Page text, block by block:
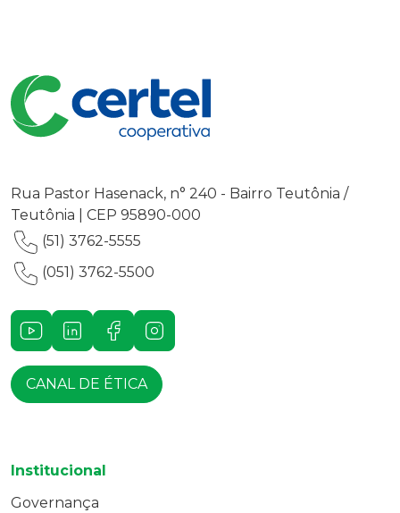
Rua Pastor Hasenack, n° 240 - Bairro Teutônia /
Teutônia | CEP 95890-000
(51) 3762-5555
(051) 3762-5500
YoutubeLinkedInFacebookInstagram
CANAL DE ÉTICA
Institucional
Governança